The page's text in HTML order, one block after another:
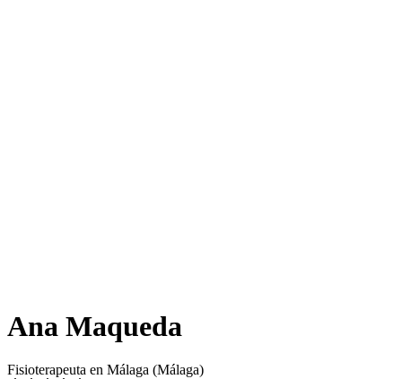
Ana Maqueda
Fisioterapeuta en Málaga (Málaga)